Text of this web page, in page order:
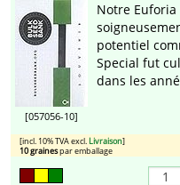
[057056-10]
Notre
potentiel
Special fut
dans les
[incl. 10% TVA excl. Livraison]
10 grainespar emballage